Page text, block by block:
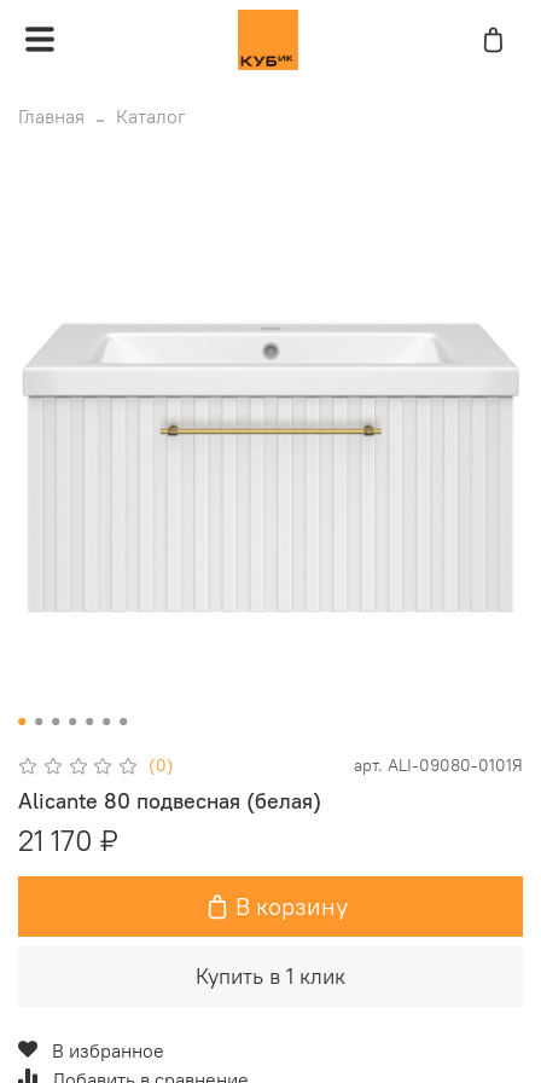
Главная Каталог
(0) арт. ALI-09080-0101Я
Alicante 80 подвесная (белая)
21 170 ₽
В корзину
Купить в 1 клик
В избранное